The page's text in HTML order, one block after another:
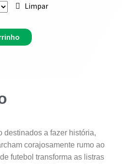
Limpar
destinados a fazer história,
corajosamente rumo ao
futebol transforma as listras